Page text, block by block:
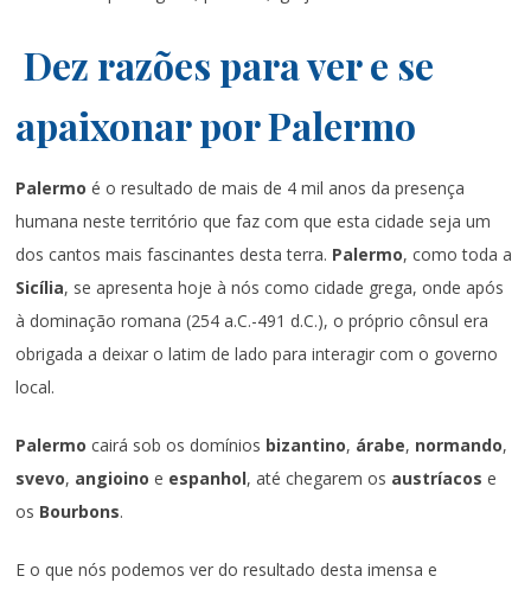
Dez razões para ver e se
apaixonar por Palermo
Palermoé o resultado de mais de 4 mil anos da presença
humana neste território que faz com que esta cidade seja um
dos cantos mais fascinantes desta terra. Palermo, como toda a
Sicília, se apresenta hoje à nós como cidade grega, onde após
à dominação romana (254 a.C.-491 d.C.), o próprio cônsul era
obrigada a deixar o latim de lado para interagir com o governo
local.
Palermo cairá sob os domínios bizantino, árabe, normando,
svevo, angioino e espanhol, até chegarem os austríacos e
os Bourbons.
E o que nós podemos ver do resultado desta imensa e